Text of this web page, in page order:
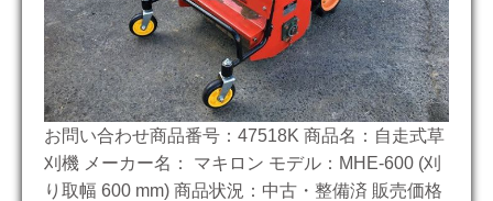
お問い合わせ商品番号：47518K 商品名：自走式草
刈機 メーカー名： マキロン モデル：MHE-600 (刈
り取幅 600 mm) 商品状況：中古・整備済 販売価格